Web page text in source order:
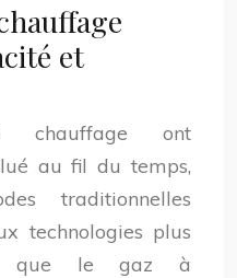
et
chauffage ont
au fil du temps,
traditionnelles
technologies plus
que le gaz à